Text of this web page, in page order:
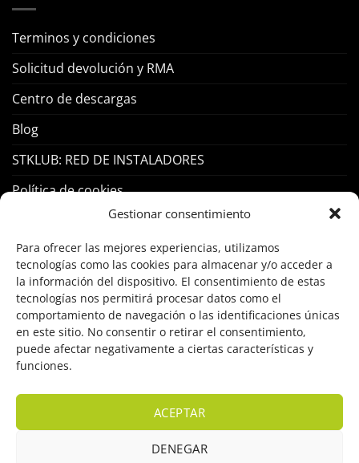
Gestionar consentimiento
Para ofrecer las mejores experiencias, utilizamos
tecnologías como las cookies para almacenar y/o acceder a
la información del dispositivo. El consentimiento de estas
tecnologías nos permitirá procesar datos como el
comportamiento de navegación o las identificaciones únicas
en este sitio. No consentir o retirar el consentimiento,
puede afectar negativamente a ciertas características y
funciones.
ACEPTAR
DENEGAR
Terminos y condiciones
Solicitud devolución y RMA
Centro de descargas
Blog
STKLUB: RED DE INSTALADORES
Política de cookies
Control Acceso
Hogar Inteligente
Incendio
Intrusión
OFERTAS